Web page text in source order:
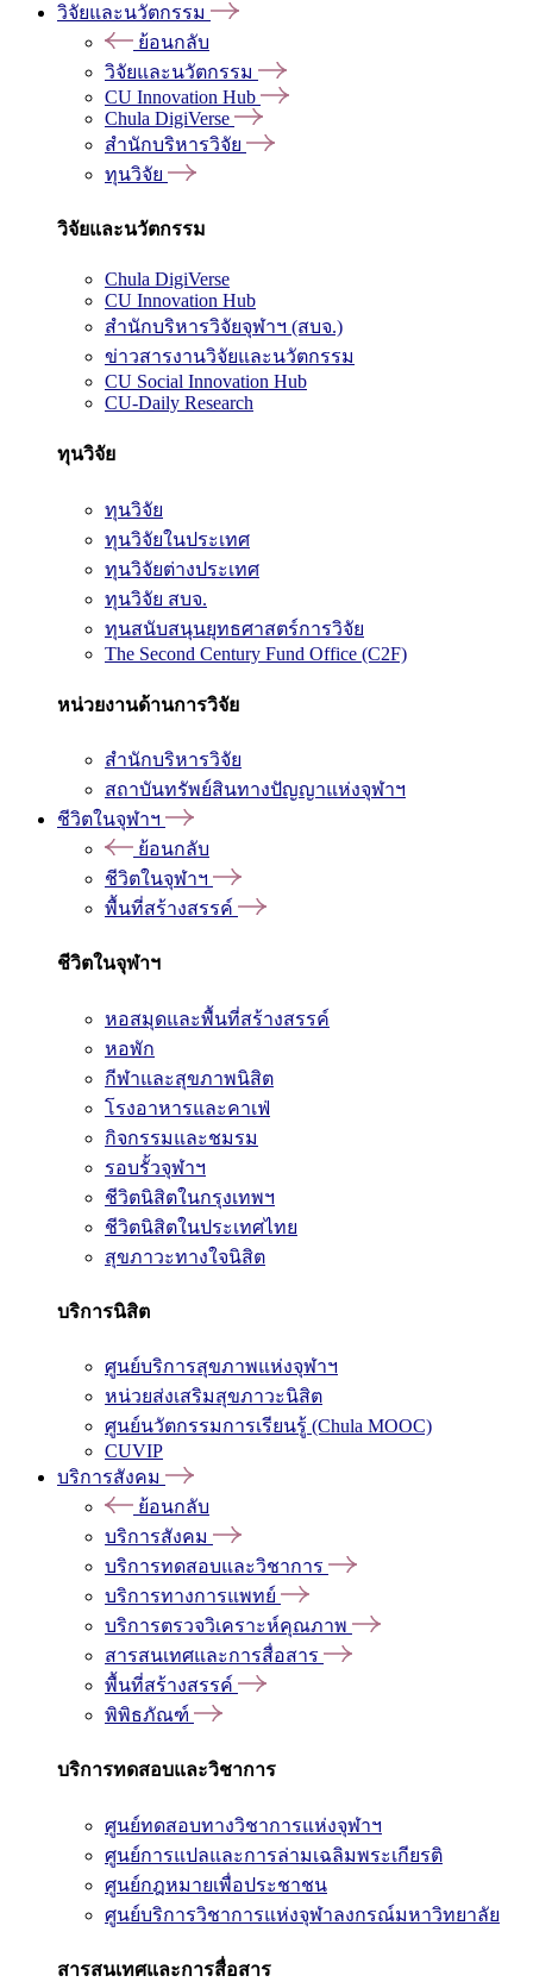
วิจัยและนวัตกรรม
ย้อนกลับ
วิจัยและนวัตกรรม
CU Innovation Hub
Chula DigiVerse
สำนักบริหารวิจัย
ทุนวิจัย
วิจัยและนวัตกรรม
Chula DigiVerse
CU Innovation Hub
สำนักบริหารวิจัยจุฬาฯ (สบจ.)
ข่าวสารงานวิจัยและนวัตกรรม
CU Social Innovation Hub
CU-Daily Research
ทุนวิจัย
ทุนวิจัย
ทุนวิจัยในประเทศ
ทุนวิจัยต่างประเทศ
ทุนวิจัย สบจ.
ทุนสนับสนุนยุทธศาสตร์การวิจัย
The Second Century Fund Office (C2F)
หน่วยงานด้านการวิจัย
สำนักบริหารวิจัย
สถาบันทรัพย์สินทางปัญญาแห่งจุฬาฯ
ชีวิตในจุฬาฯ
ย้อนกลับ
ชีวิตในจุฬาฯ
พื้นที่สร้างสรรค์
ชีวิตในจุฬาฯ
หอสมุดและพื้นที่สร้างสรรค์
หอพัก
กีฬาและสุขภาพนิสิต
โรงอาหารและคาเฟ่
กิจกรรมและชมรม
รอบรั้วจุฬาฯ
ชีวิตนิสิตในกรุงเทพฯ
ชีวิตนิสิตในประเทศไทย
สุขภาวะทางใจนิสิต
บริการนิสิต
ศูนย์บริการสุขภาพแห่งจุฬาฯ
หน่วยส่งเสริมสุขภาวะนิสิต
ศูนย์นวัตกรรมการเรียนรู้ (Chula MOOC)
CUVIP
บริการสังคม
ย้อนกลับ
บริการสังคม
บริการทดสอบและวิชาการ
บริการทางการแพทย์
บริการตรวจวิเคราะห์คุณภาพ
สารสนเทศและการสื่อสาร
พื้นที่สร้างสรรค์
พิพิธภัณฑ์
บริการทดสอบและวิชาการ
ศูนย์ทดสอบทางวิชาการแห่งจุฬาฯ
ศูนย์การแปลและการล่ามเฉลิมพระเกียรติ
ศูนย์กฎหมายเพื่อประชาชน
ศูนย์บริการวิชาการแห่งจุฬาลงกรณ์มหาวิทยาลัย
สารสนเทศและการสื่อสาร